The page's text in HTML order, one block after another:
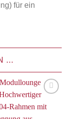
für ein
…
Wunschliste